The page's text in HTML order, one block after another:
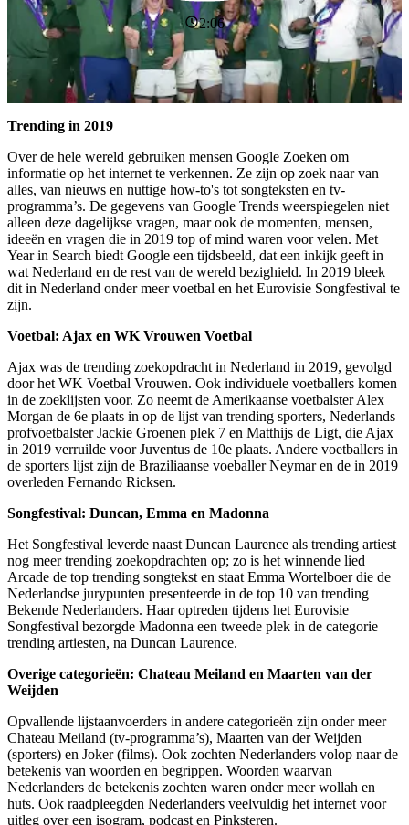
2:06
Trending in 2019
Over de hele wereld gebruiken mensen Google Zoeken om
informatie op het internet te verkennen. Ze zijn op zoek naar van
alles, van nieuws en nuttige how-to's tot songteksten en tv-
programma’s. De gegevens van Google Trends weerspiegelen niet
alleen deze dagelijkse vragen, maar ook de momenten, mensen,
ideeën en vragen die in 2019 top of mind waren voor velen. Met
Year in Search biedt Google een tijdsbeeld, dat een inkijk geeft in
wat Nederland en de rest van de wereld bezighield. In 2019 bleek
dit in Nederland onder meer voetbal en het Eurovisie Songfestival te
zijn.
Voetbal: Ajax en WK Vrouwen Voetbal
Ajax was de trending zoekopdracht in Nederland in 2019, gevolgd
door het WK Voetbal Vrouwen. Ook individuele voetballers komen
in de zoeklijsten voor. Zo neemt de Amerikaanse voetbalster Alex
Morgan de 6e plaats in op de lijst van trending sporters, Nederlands
profvoetbalster Jackie Groenen plek 7 en Matthijs de Ligt, die Ajax
in 2019 verruilde voor Juventus de 10e plaats. Andere voetballers in
de sporters lijst zijn de Braziliaanse voeballer Neymar en de in 2019
overleden Fernando Ricksen.
Songfestival: Duncan, Emma en Madonna
Het Songfestival leverde naast Duncan Laurence als trending artiest
nog meer trending zoekopdrachten op; zo is het winnende lied
Arcade de top trending songtekst en staat Emma Wortelboer die de
Nederlandse jurypunten presenteerde in de top 10 van trending
Bekende Nederlanders. Haar optreden tijdens het Eurovisie
Songfestival bezorgde Madonna een tweede plek in de categorie
trending artiesten, na Duncan Laurence.
Overige categorieën: Chateau Meiland en Maarten van der
Weijden
Opvallende lijstaanvoerders in andere categorieën zijn onder meer
Chateau Meiland (tv-programma’s), Maarten van der Weijden
(sporters) en Joker (films). Ook zochten Nederlanders volop naar de
betekenis van woorden en begrippen. Woorden waarvan
Nederlanders de betekenis zochten waren onder meer wollah en
huts. Ook raadpleegden Nederlanders veelvuldig het internet voor
uitleg over een isogram, podcast en Pinksteren.